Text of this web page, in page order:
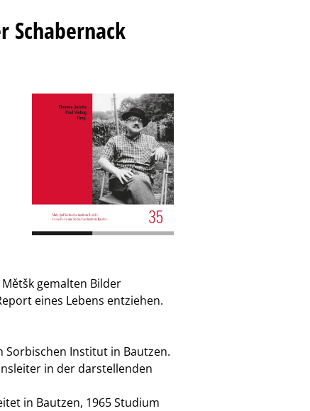
Schabernack
gemalten Bilder
eines Lebens entziehen.
Sorbischen Institut in Bautzen.
in der darstellenden
in Bautzen, 1965 Studium